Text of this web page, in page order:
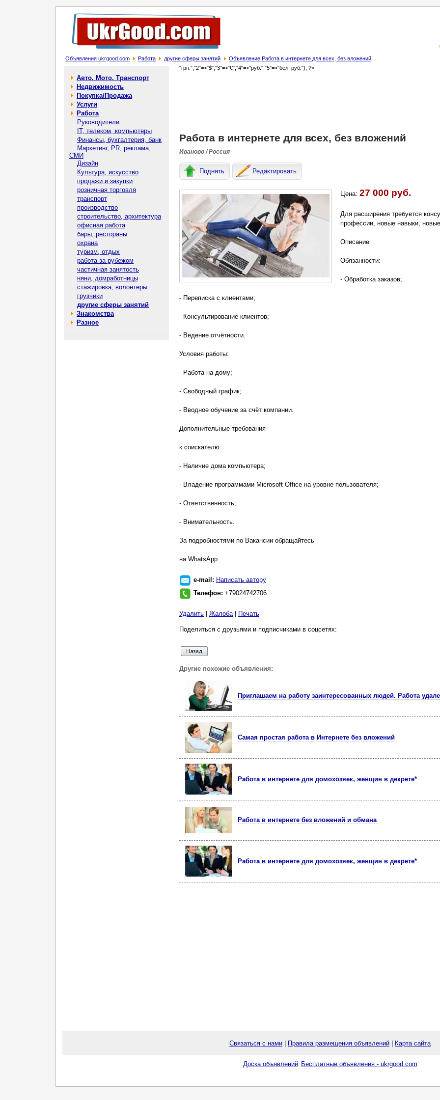
Объявления ukrgood.com Работа другие сферы занятий Объявление Работа в интернете для всех, без вложений
Авто. Мото. Транспорт
Недвижимость
Покупка/Продажа
Услуги
Работа
Руководители
IT, телеком, компьютеры
Финансы, бухгалтерия, банк
Маркетинг, PR, реклама,
СМИ
Дизайн
Культура, искусство
продажи и закупки
розничная торговля
транспорт
производство
строительство, архитектура
офисная работа
бары, рестораны
охрана
туризм, отдых
работа за рубежом
частичная занятость
няни, домработницы
стажировка, волонтеры
грузчики
другие сферы занятий
Знакомства
Разное
"грн.","2"=>"$","3"=>"€","4"=>"руб.","5"=>"бел. руб."); ?>
Работа в интернете для всех, без вложений
Иваново / Россия
Поднять Редактировать
Цена: 27 000 руб.
Для расширения требуется
профессии, новые навыки,
Описание
Обязанности:
- Обработка заказов;
- Переписка с клиентами;
- Консультирование клиентов;
- Ведение отчётности.
Условия работы:
- Работа на дому;
- Свободный график;
- Вводное обучение за счёт компании.
Дополнительные требования
к соискателю:
- Наличие дома компьютера;
- Владение программами Microsoft Office на уровне пользователя;
- Ответственность;
- Внимательность.
За подробностями по Вакансии обращайтесь
на WhatsApp
e-mail: Написать автору
Телефон: +79024742706
Удалить Жалоба| Печать
Поделиться с друзьями и подписчиками в соцсетях:
Другие похожие объявления:
Приглашаем на работу заинтересованных людей. Работа
Самая простая работа в Интернете без вложений
Работа в интернете для домохозяек, женщин в декрете*
Работа в интернете без вложений и обмана
Работа в интернете для домохозяек, женщин в декрете*
Связаться с нами Правила размещения объявлений Карта сайта
Доска объявлений. Бесплатные объявления - ukrgood.com